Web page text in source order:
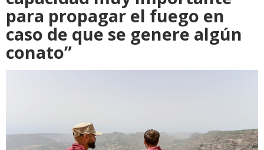
para propagar el fuego en
caso de que se genere algún
conato”